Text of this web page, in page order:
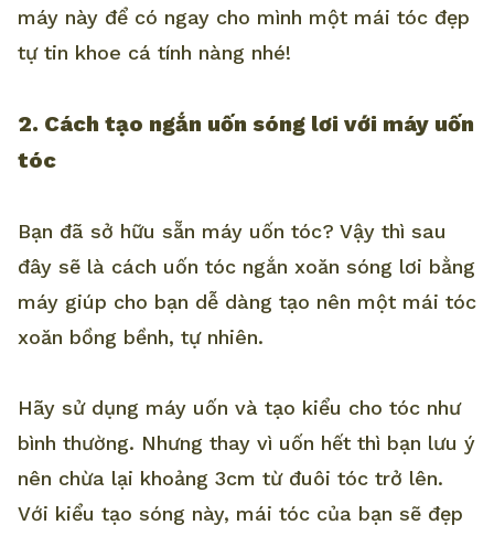
máy này để có ngay cho mình một mái tóc đẹp
tự tin khoe cá tính nàng nhé!
2. Cách tạo ngắn uốn sóng lơi với máy uốn
tóc
Bạn đã sở hữu sẵn máy uốn tóc? Vậy thì sau
đây sẽ là cách uốn tóc ngắn xoăn sóng lơi bằng
máy giúp cho bạn dễ dàng tạo nên một mái tóc
xoăn bồng bềnh, tự nhiên.
Hãy sử dụng máy uốn và tạo kiểu cho tóc như
bình thường. Nhưng thay vì uốn hết thì bạn lưu ý
nên chừa lại khoảng 3cm từ đuôi tóc trở lên.
Với kiểu tạo sóng này, mái tóc của bạn sẽ đẹp